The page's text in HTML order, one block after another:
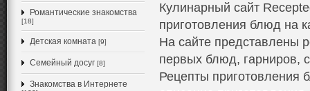
Романтические знакомства
[18]
Детская комната [9]
Семейный досуг [8]
Знакомства в Интернете
Кулинарный сайт
приготовления блюд на
На сайте представлены
первых блюд, гарниров,
Рецепты приготовления